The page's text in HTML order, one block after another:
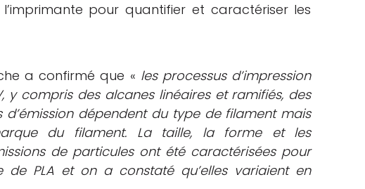
pour quantifier et caractériser les
a confirmé que « les processus d’impression
y compris des alcanes linéaires et ramifiés, des
d’émission dépendent du type de filament mais
du filament. La taille, la forme et les
de particules ont été caractérisées pour
de PLA et on a constaté qu’elles variaient en